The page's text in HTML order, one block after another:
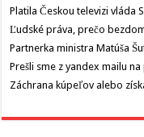
Platila Českou televizi vláda
Ľudské práva, prečo
Partnerka ministra Matúša
Prešli sme z yandex mailu
Záchrana kúpeľov alebo